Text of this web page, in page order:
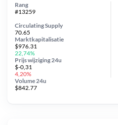
Circulating Supply
70.65
Prijs wijziging 24u
$-0,31
4,20%
Marktkapitalisatie
$976.31
22,74%
Volume 24u
$842.77
Rang
#13259